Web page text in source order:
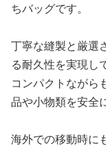
ちバッグです。
丁寧な縫製と厳選
る耐久性を実現し
コンパクトながら
品や小物類を安全
海外での移動時に